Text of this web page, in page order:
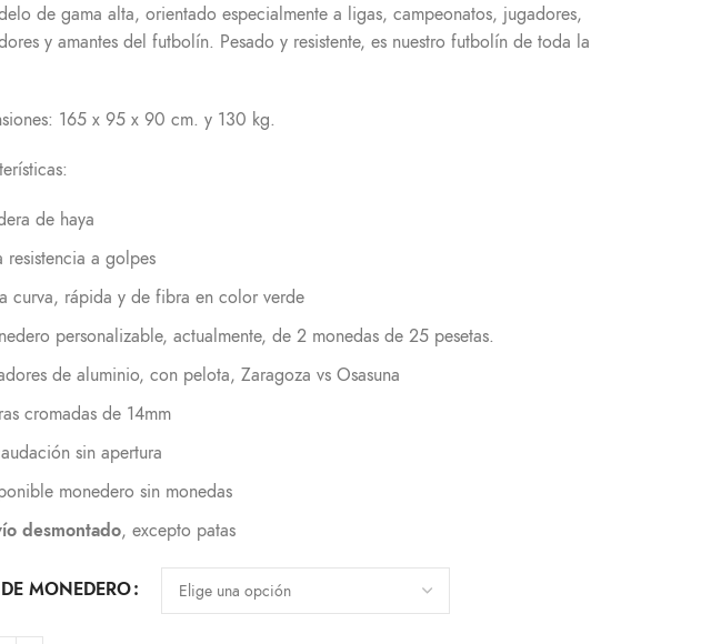
de gama alta, orientado especialmente a ligas, campeonatos, jugadores,
y amantes del futbolín. Pesado y resistente, es nuestro futbolín de toda la
165 x 95 x 90 cm. y 130 kg.
de haya
resistencia a golpes
curva, rápida y de fibra en color verde
personalizable, actualmente, de 2 monedas de 25 pesetas.
de aluminio, con pelota, Zaragoza vs Osasuna
cromadas de 14mm
sin apertura
monedero sin monedas
desmontado, excepto patas
MONEDERO